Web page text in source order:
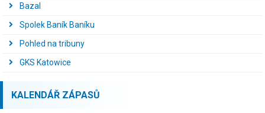
Bazal
Spolek Baník Baníku
Pohled na tribuny
GKS Katowice
KALENDÁŘ ZÁPASŮ